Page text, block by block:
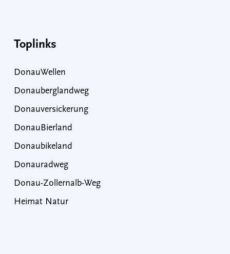
Toplinks
DonauWellen
Donauberglandweg
Donauversickerung
DonauBierland
Donaubikeland
Donauradweg
Donau-Zollernalb-Weg
Heimat Natur